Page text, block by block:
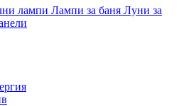
лампи Лампи за баня Луни за